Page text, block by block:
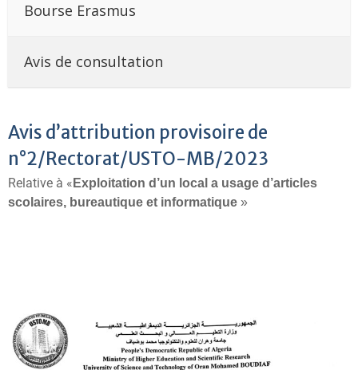
Bourse Erasmus
Avis de consultation
Avis d’attribution provisoire de
n°2/Rectorat/USTO-MB/2023
Relative à « Exploitation d’un local a usage d’articles
scolaires, bureautique et informatique »